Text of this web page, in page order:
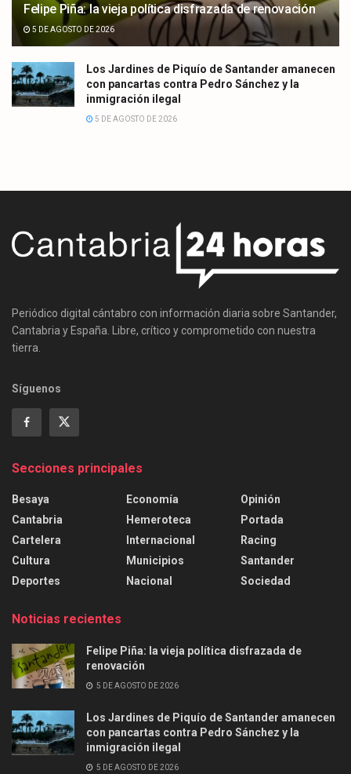
Felipe Piña: la vieja política disfrazada de renovación
5 DE AGOSTO DE 2026
Los Jardines de Piquío de Santander amanecen
con pancartas contra Pedro Sánchez y la
inmigración ilegal
5 DE AGOSTO DE 2026
Periódico digital cántabro con información diaria sobre Santander,
Cantabria y España. Libre, crítico y comprometido con nuestra
tierra.
Síguenos
Secciones principales
Besaya
Cantabria
Cartelera
Cultura
Deportes
Economía
Hemeroteca
Internacional
Municipios
Nacional
Opinión
Portada
Racing
Santander
Sociedad
Noticias recientes
Felipe Piña: la vieja política disfrazada de
renovación
5 DE AGOSTO DE 2026
Los Jardines de Piquío de Santander amanecen
con pancartas contra Pedro Sánchez y la
inmigración ilegal
5 DE AGOSTO DE 2026